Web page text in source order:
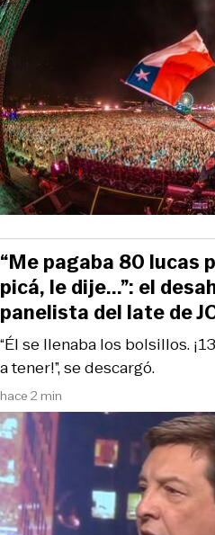
hace 2 min
“Él se llenaba los bolsillos.
a tener!”, se descargó.
“Me pagaba 80 lucas
picá, le dije...”: el
panelista del late de